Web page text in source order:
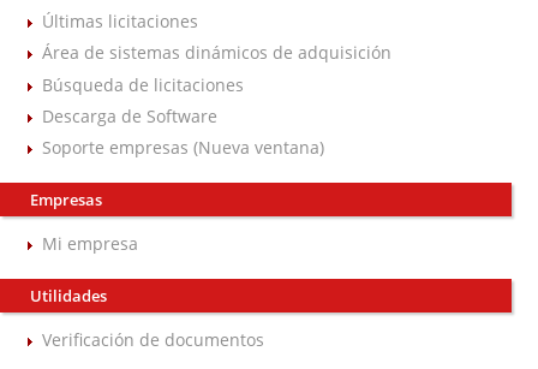
Últimas licitaciones
Área de sistemas dinámicos de adquisición
Búsqueda de licitaciones
Descarga de Software
Soporte empresas (Nueva ventana)
Empresas
Mi empresa
Utilidades
Verificación de documentos